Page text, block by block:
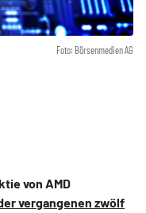
Foto: Börsenmedien AG
von AMD
vergangenen zwölf